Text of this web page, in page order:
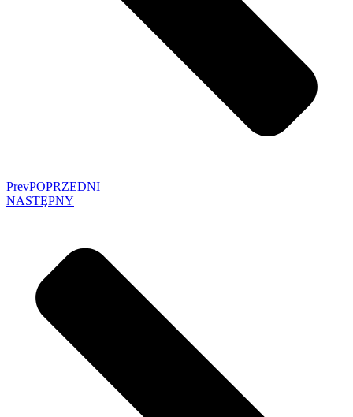
PrevPOPRZEDNI
NASTĘPNY